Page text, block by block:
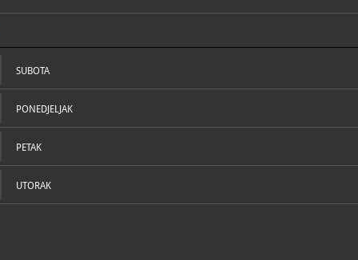
SUBOTA
PONEDJELJAK
PETAK
UTORAK
Evanđelista u